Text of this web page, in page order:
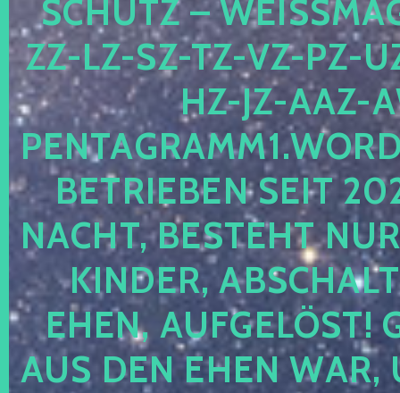
CHUTZ –
-LZ-SZ-TZ-VZ-PZ-UZ-
-JZ-AAZ-
TRIEBEN SEIT 2024
CHT, BESTEHT NUR
NDER,
EN, AUFGELÖST!
S DEN EHEN WAR,